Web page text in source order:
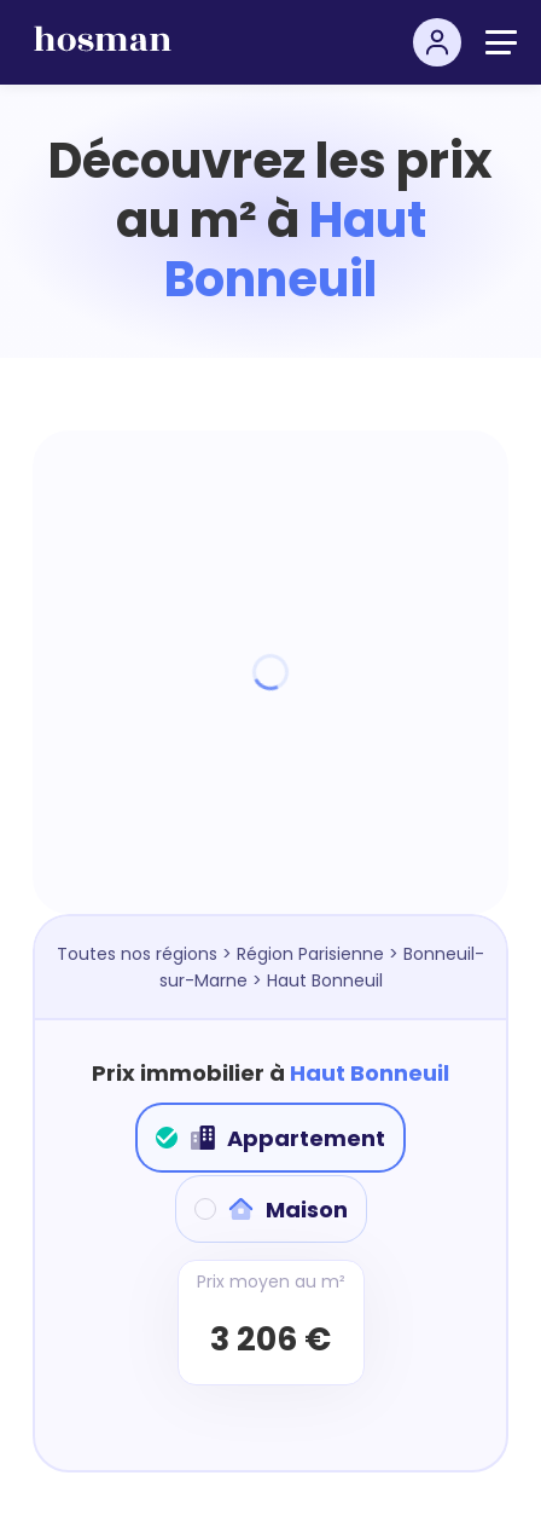
Découvrez les prix
au m² à Haut
Bonneuil
Toutes nos régions > Région Parisienne > Bonneuil-
sur-Marne > Haut Bonneuil
Prix immobilier à Haut Bonneuil
Appartement
Maison
Prix moyen au m²
3 206 €